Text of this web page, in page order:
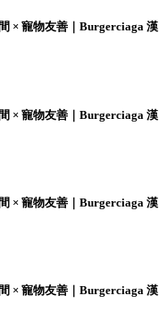
× 寵物友善｜Burgerciaga 漢
× 寵物友善｜Burgerciaga 漢
× 寵物友善｜Burgerciaga 漢
× 寵物友善｜Burgerciaga 漢